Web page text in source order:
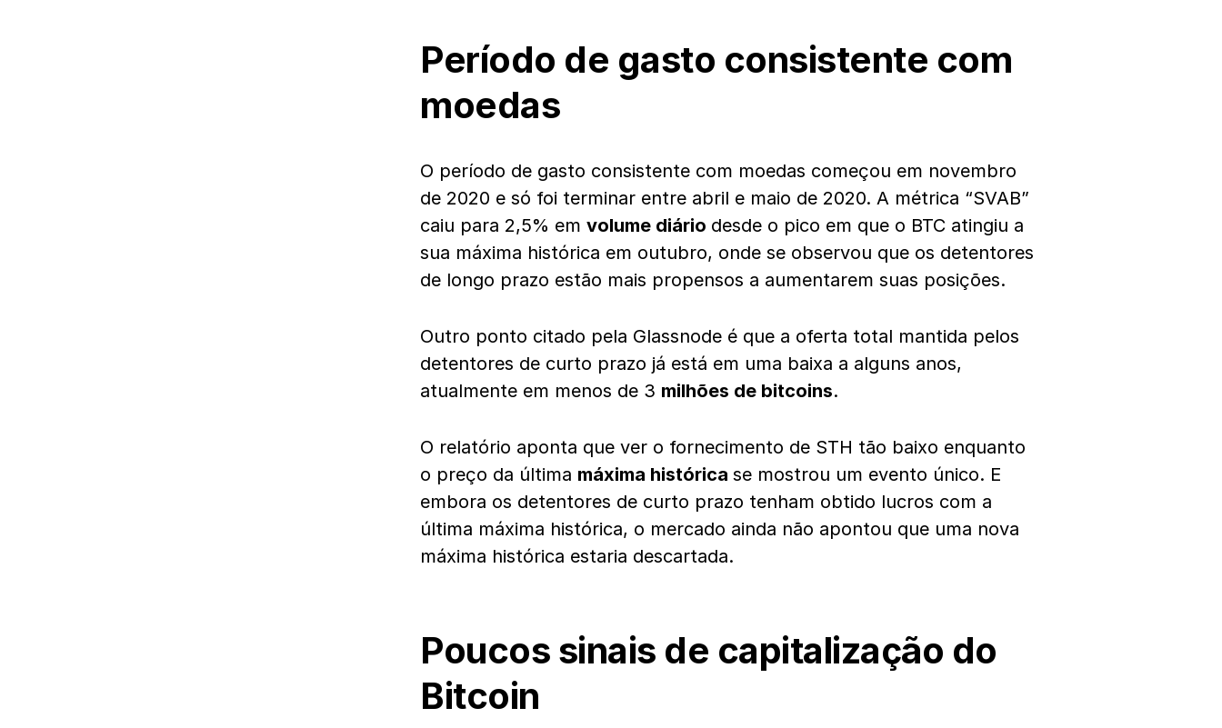
Período de gasto consistente com
moedas
O período de gasto consistente com moedas começou em novembro
de 2020 e só foi terminar entre abril e maio de 2020. A métrica “SVAB”
caiu para 2,5% em volume diário desde o pico em que o BTC atingiu a
sua máxima histórica em outubro, onde se observou que os detentores
de longo prazo estão mais propensos a aumentarem suas posições.
Outro ponto citado pela Glassnode é que a oferta total mantida pelos
detentores de curto prazo já está em uma baixa a alguns anos,
atualmente em menos de 3 milhões de bitcoins.
O relatório aponta que ver o fornecimento de STH tão baixo enquanto
o preço da última máxima histórica se mostrou um evento único. E
embora os detentores de curto prazo tenham obtido lucros com a
última máxima histórica, o mercado ainda não apontou que uma nova
máxima histórica estaria descartada.
Poucos sinais de capitalização do
Bitcoin